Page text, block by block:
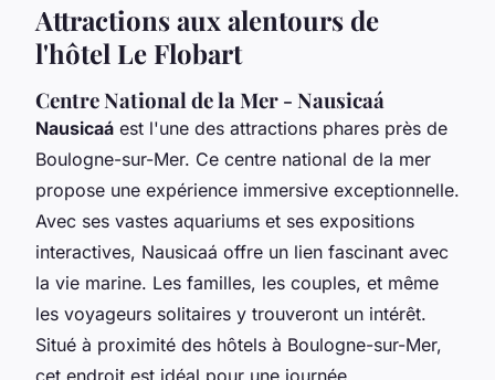
Attractions aux alentours de
l'hôtel Le Flobart
Centre National de la Mer - Nausicaá
Nausicaá est l'une des attractions phares près de
Boulogne-sur-Mer. Ce centre national de la mer
propose une expérience immersive exceptionnelle.
Avec ses vastes aquariums et ses expositions
interactives, Nausicaá offre un lien fascinant avec
la vie marine. Les familles, les couples, et même
les voyageurs solitaires y trouveront un intérêt.
Situé à proximité des hôtels à Boulogne-sur-Mer,
cet endroit est idéal pour une journée